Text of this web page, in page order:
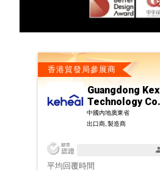
香港貿發局參展商
Guangdong
Technology
中國內地廣東省
出口商, 製造商
平均回覆時間